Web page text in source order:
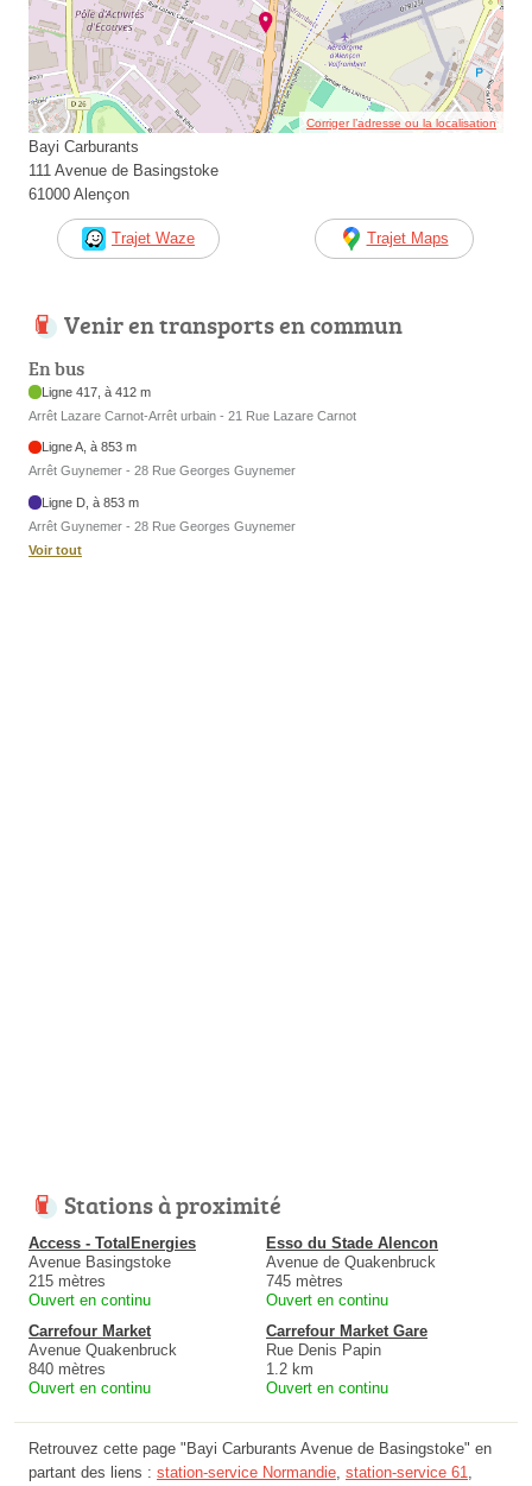
Corriger l’adresse ou la localisation
Bayi Carburants
111 Avenue de Basingstoke
61000 Alençon
Trajet Waze Trajet Maps
Venir en transports en commun
En bus
Ligne 417, à 412 m
Arrêt Lazare Carnot-Arrêt urbain - 21 Rue Lazare Carnot
Ligne A, à 853 m
Arrêt Guynemer - 28 Rue Georges Guynemer
Ligne D, à 853 m
Arrêt Guynemer - 28 Rue Georges Guynemer
Voir tout
Stations à proximité
Access - TotalEnergies
Avenue Basingstoke
215 mètres
Ouvert en continu
Esso du Stade Alencon
Avenue de Quakenbruck
745 mètres
Ouvert en continu
Carrefour Market
Avenue Quakenbruck
840 mètres
Ouvert en continu
Carrefour Market Gare
Rue Denis Papin
1.2 km
Ouvert en continu
Retrouvez cette page "Bayi Carburants Avenue de Basingstoke" en
partant des liens : station-service Normandie station-service 61